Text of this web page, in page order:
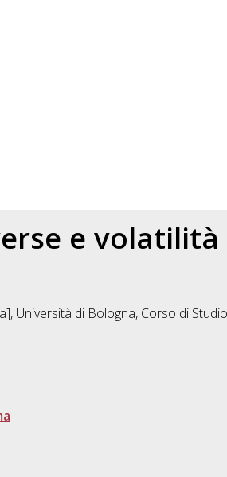
e volatilità
Università di Bologna, Corso di